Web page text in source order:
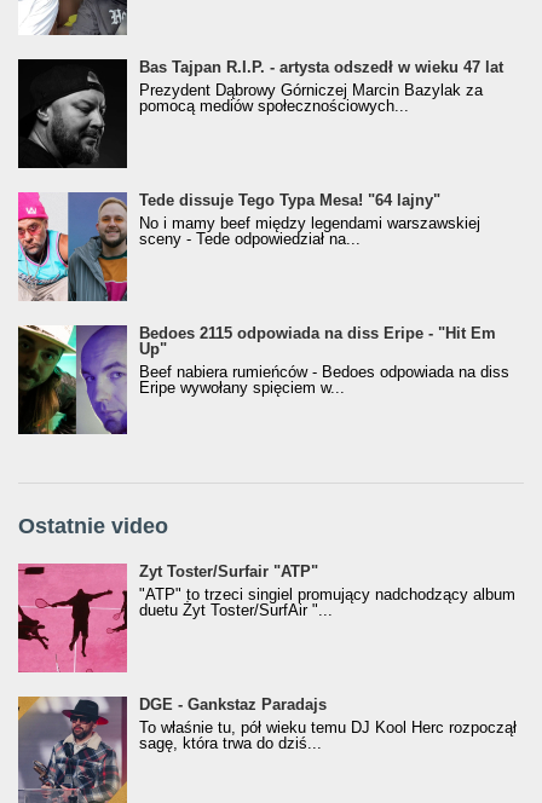
Bas Tajpan R.I.P. - artysta odszedł w wieku 47 lat
Prezydent Dąbrowy Górniczej Marcin Bazylak za
pomocą mediów społecznościowych...
Tede dissuje Tego Typa Mesa! "64 lajny"
No i mamy beef między legendami warszawskiej
sceny - Tede odpowiedział na...
Bedoes 2115 odpowiada na diss Eripe - "Hit Em
Up"
Beef nabiera rumieńców - Bedoes odpowiada na diss
Eripe wywołany spięciem w...
Ostatnie video
Żyt Toster/SurfAir - ATP VIDEO
Żyt Toster/Surfair "ATP"
"ATP" to trzeci singiel promujący nadchodzący album
duetu Żyt Toster/SurfAir "...
donGURALesko z nagrodą za
Klasyczny/Trueschoolowy Album Roku
(Popkillery 2023)
DGE - Gankstaz Paradajs
To właśnie tu, pół wieku temu DJ Kool Herc rozpoczął
sagę, która trwa do dziś...